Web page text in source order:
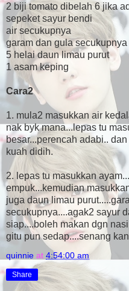
2 biji tomato dibelah 6 jika
sepeket sayur bendi
air secukupnya
garam dan gula secukupnya
5 helai daun limau purut
1 asam keping
Cara2
1. mula2 masukkan air
nak byk mana...lepas tu
besar...perencah adabi..
kuah didih.
2. lepas tu masukkan
empuk...kemudian
juga daun limau
secukupnya....agak2 sayur
siap....boleh makan dgn
gitu pun sedap....senang
quinnie at 4:54:00 am
Share